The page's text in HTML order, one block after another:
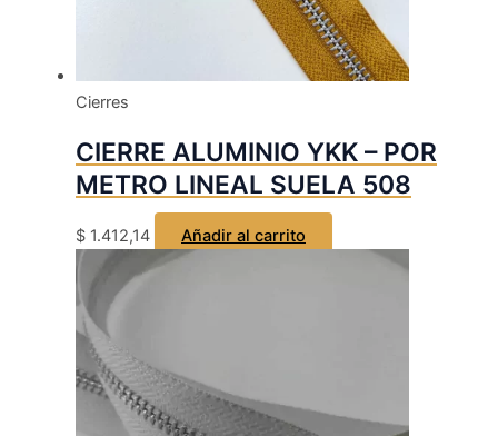
Cierres
CIERRE ALUMINIO YKK – POR
METRO LINEAL SUELA 508
$ 1.412,14 Añadir al carrito